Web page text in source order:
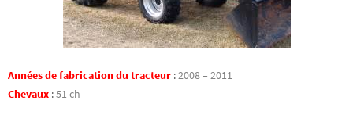
Années de fabrication du tracteur :2008 – 2011
Chevaux :51 ch